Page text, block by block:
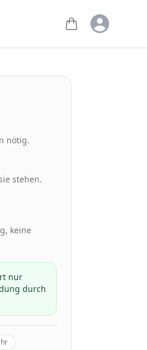
Open user
nötig.
stehen.
keine
nur
durch